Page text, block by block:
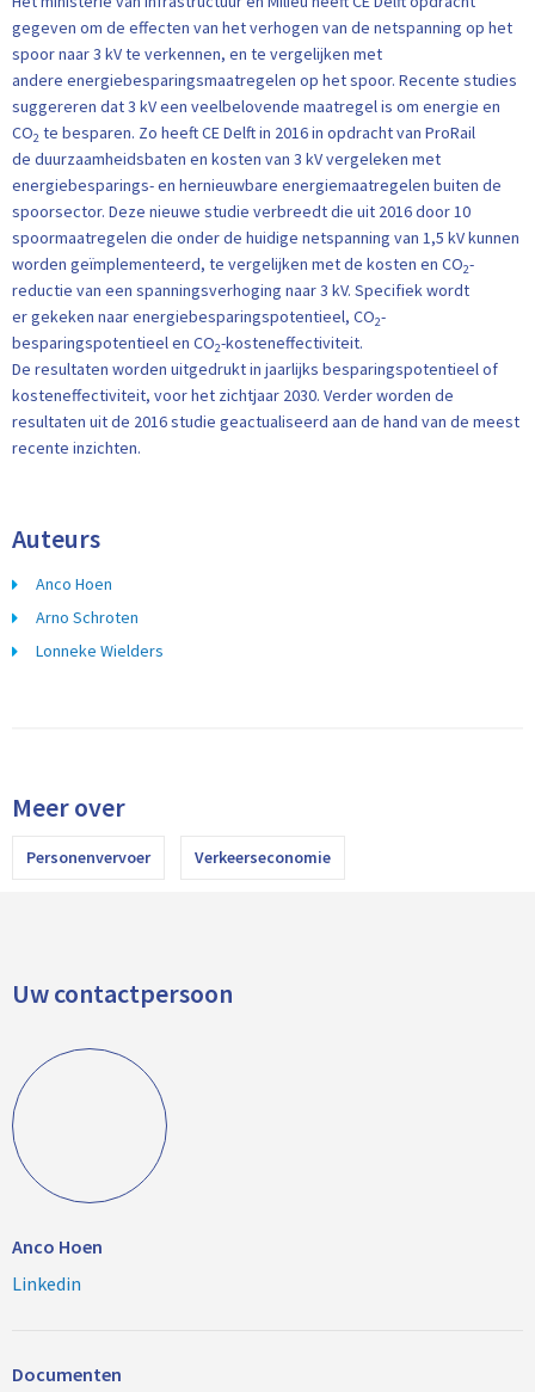
gegeven om de effecten van het verhogen van de netspanning op het
spoor naar 3 kV te verkennen, en te vergelijken met
andere energiebesparingsmaatregelen op het spoor. Recente studies
suggereren dat 3 kV een veelbelovende maatregel is om energie en
CO2 te besparen. Zo heeft CE Delft in 2016 in opdracht van ProRail
de duurzaamheidsbaten en kosten van 3 kV vergeleken met
energiebesparings- en hernieuwbare energiemaatregelen buiten de
spoorsector. Deze nieuwe studie verbreedt die uit 2016 door 10
spoormaatregelen die onder de huidige netspanning van 1,5 kV kunnen
worden geïmplementeerd, te vergelijken met de kosten en CO2-
reductie van een spanningsverhoging naar 3 kV. Specifiek wordt
er gekeken naar energiebesparingspotentieel, CO2-
besparingspotentieel en CO2-kosteneffectiviteit.
De resultaten worden uitgedrukt in jaarlijks besparingspotentieel of
kosteneffectiviteit, voor het zichtjaar 2030. Verder worden de
resultaten uit de 2016 studie geactualiseerd aan de hand van de meest
recente inzichten.
Auteurs
Anco Hoen
Arno Schroten
Lonneke Wielders
Meer over
Personenvervoer Verkeerseconomie
Uw contactpersoon
Anco Hoen
Linkedin
Documenten